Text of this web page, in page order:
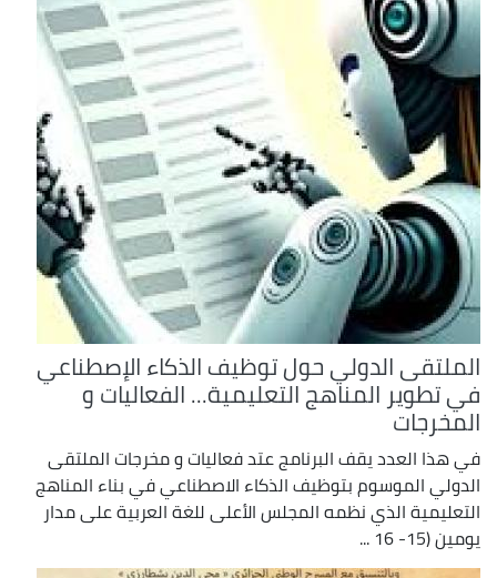
الملتقى الدولي حول توظيف الذكاء الإصطناعي
في تطوير المناهج التعليمية... الفعاليات و
المخرجات
في هذا العدد يقف البرنامج عتد فعاليات و مخرجات الملتقى
الدولي الموسوم بتوظيف الذكاء الاصطناعي في بناء المناهج
التعليمية الذي نظمه المجلس الأعلى للغة العربية على مدار
يومين (15- 16 ...